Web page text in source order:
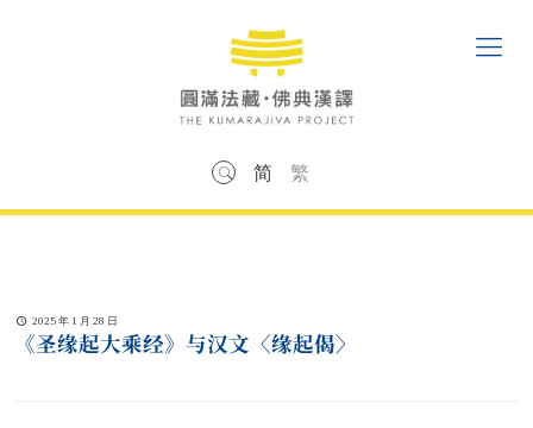
简 繁
2025 年 1 月 28 日
《圣缘起大乘经》与汉文〈缘起偈〉